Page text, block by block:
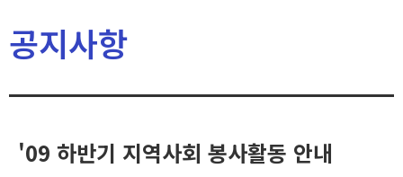
공지사항
'09 하반기 지역사회 봉사활동 안내